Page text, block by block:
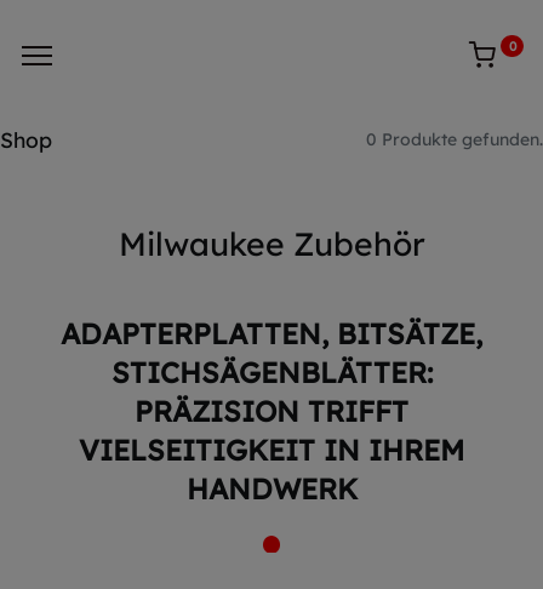
0
Shop 0 Produkte gefunden.
Milwaukee Zubehör
ADAPTERPLATTEN, BITSÄTZE,
STICHSÄGENBLÄTTER:
PRÄZISION TRIFFT
VIELSEITIGKEIT IN IHREM
HANDWERK